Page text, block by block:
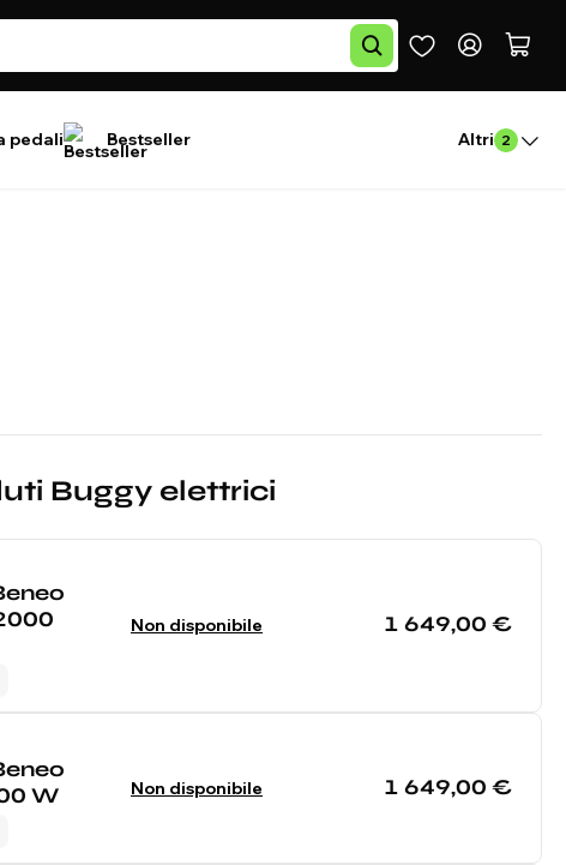
pedali Bestseller Altri 2
Buggy elettrici
1 649,00 €
Non disponibile
W
1 649,00 €
Non disponibile